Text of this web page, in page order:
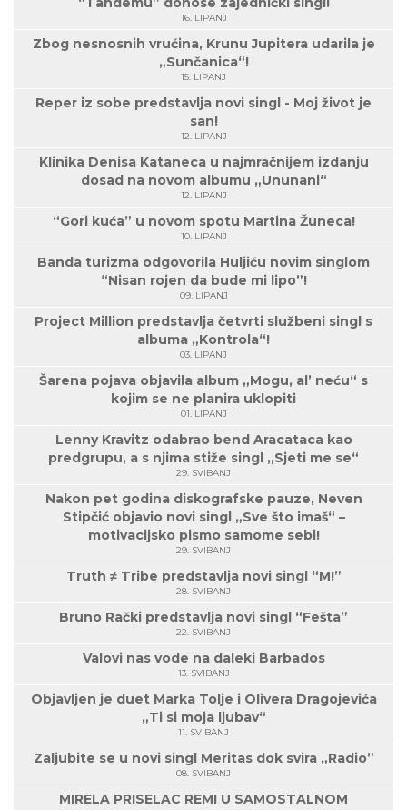
16. LIPANJ
Zbog nesnosnih vrućina, Krunu Jupitera udarila je
„Sunčanica“!
15. LIPANJ
Reper iz sobe predstavlja novi singl - Moj život je
san!
12. LIPANJ
Klinika Denisa Kataneca u najmračnijem izdanju
dosad na novom albumu „Ununani“
12. LIPANJ
“Gori kuća” u novom spotu Martina Žuneca!
10. LIPANJ
Banda turizma odgovorila Huljiću novim singlom
“Nisan rojen da bude mi lipo”!
09. LIPANJ
Project Million predstavlja četvrti službeni singl s
albuma „Kontrola“!
03. LIPANJ
Šarena pojava objavila album „Mogu, al’ neću“ s
kojim se ne planira uklopiti
01. LIPANJ
Lenny Kravitz odabrao bend Aracataca kao
predgrupu, a s njima stiže singl „Sjeti me se“
29. SVIBANJ
Nakon pet godina diskografske pauze, Neven
Stipčić objavio novi singl „Sve što imaš“ –
motivacijsko pismo samome sebi!
29. SVIBANJ
Truth ≠ Tribe predstavlja novi singl “M!”
28. SVIBANJ
Bruno Rački predstavlja novi singl “Fešta”
22. SVIBANJ
Valovi nas vode na daleki Barbados
13. SVIBANJ
Objavljen je duet Marka Tolje i Olivera Dragojevića
„Ti si moja ljubav“
11. SVIBANJ
Zaljubite se u novi singl Meritas dok svira „Radio”
08. SVIBANJ
MIRELA PRISELAC REMI U SAMOSTALNOM